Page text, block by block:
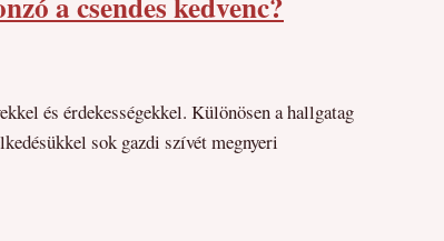
és érdekességekkel. Különösen a hallgatag
sok gazdi szívét megnyeri